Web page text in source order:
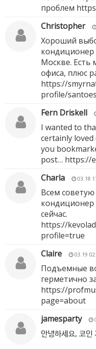
проблем
Christopher
Хороший
кондиционер
Москве. Есть
офиса, плюс
https://
profile/
Fern Driskell
I wanted to
certainly
you
post… https://
Charla
03.18
Всем советую
кондиционер
сейчас.
https://
profile=true
Claire
03.19
Подъемные
герметично
https://
page=about
jamesparty
안녕하세요, 코인